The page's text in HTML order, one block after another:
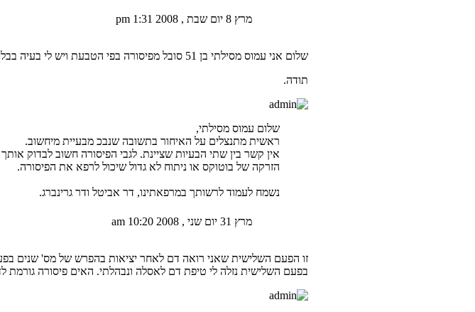
מרץ 8 יום שבת , 2008 1:31 pm
שלום אני עמוס מסילתי בן 51 סובל מפיסורה בפי הטבעת ויש לי בעיה בבלוטת התריס שהם מהירות מה אני יכול לעשות?
תודה.
שלום עמוס מסילתי,
ראשית מתנצלים על האיחור בתשובה שנבכ מבעיית מיחשוב.
אין קשר בין שתי הבעיות שציינת. לגבי הפיסורה חשוב לבדוק
הזרקה של בוטוקס או ניתוח לא גדול שיכול לרפא את הפיסורה.
נשמח לעמוד לרשותך במרפאתינו, דר אביטל ודר גרינברג.
מרץ 31 יום שני , 2008 10:20 am
זו הפעם השלישית שאני רואה דם לאחר יציאות בהפרש של מס' שנים
בפעם השלישית נזלה לי טיפת דם לאסלה ונבהלתי. האים פיסורה גורמת